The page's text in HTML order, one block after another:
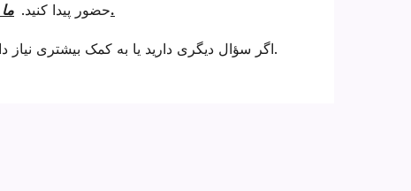
حضور پیدا کنید.ما در حال حاضر این جلسات را در دفاتر خود برگزار نمی کنیم.
اگر سؤال دیگری دارید یا به کمک بیشتری نیاز دارید.